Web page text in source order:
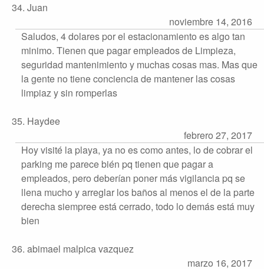
34. Juan
noviembre 14, 2016
Saludos, 4 dolares por el estacionamiento es algo tan
minimo. Tienen que pagar empleados de Limpieza,
seguridad mantenimiento y muchas cosas mas. Mas que
la gente no tiene conciencia de mantener las cosas
limpiaz y sin romperlas
35. Haydee
febrero 27, 2017
Hoy visité la playa, ya no es como antes, lo de cobrar el
parking me parece bién pq tienen que pagar a
empleados, pero deberían poner más vigilancia pq se
llena mucho y arreglar los baños al menos el de la parte
derecha siempree está cerrado, todo lo demás está muy
bien
36. abimael malpica vazquez
marzo 16, 2017